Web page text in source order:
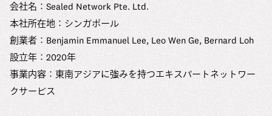
会社名：Sealed Network Pte. Ltd.
本社所在地：シンガポール
創業者：Benjamin Emmanuel Lee, Leo Wen Ge, Bernard Loh
設立年：2020年
事業内容：東南アジアに強みを持つエキスパートネットワー
クサービス